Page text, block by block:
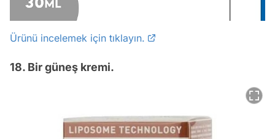
Ürünü incelemek için tıklayın.
18. Bir güneş kremi.